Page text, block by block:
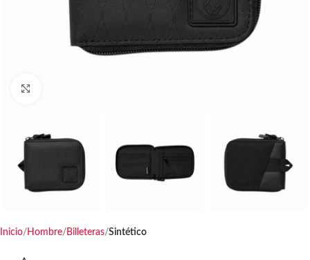
Inicio Hombre Billeteras Sintético